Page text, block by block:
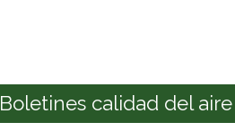
Boletines calidad del aire